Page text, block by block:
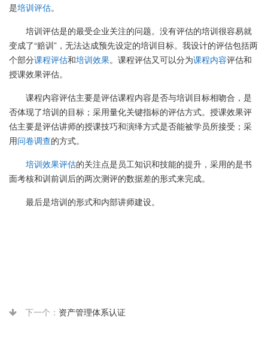
是培训评估。
培训评估是的最受企业关注的问题。没有评估的培训很容易就
变成了“赔训”，无法达成预先设定的培训目标。我设计的评估包括两
个部分课程评估和培训效果。课程评估又可以分为课程内容评估和
授课效果评估。
课程内容评估主要是评估课程内容是否与培训目标相吻合，是
否体现了培训的目标；采用量化关键指标的评估方式。授课效果评
估主要是评估讲师的授课技巧和演绎方式是否能被学员所接受；采
用问卷调查的方式。
培训效果评估的关注点是员工知识和技能的提升，采用的是书
面考核和训前训后的两次测评的数据差的形式来完成。
最后是培训的形式和内部讲师建设。
下一个： 资产管理体系认证